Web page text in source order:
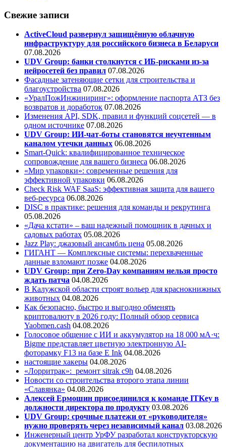
Свежие записи
ActiveCloud развернул защищённую облачную
инфраструктуру для российского бизнеса в Беларуси
07.08.2026
UDV Group: банки столкнутся с ИБ-рисками из-за
нейросетей без правил 07.08.2026
Фасадные затеняющие сетки для строительства и
благоустройства 07.08.2026
«УралПожИнжиниринг»: оформление паспорта АТЗ без
возвратов и доработок 07.08.2026
Изменения API, SDK, правил и функций соцсетей — в
одном источнике 07.08.2026
UDV Group: ИИ-чат-боты становятся неучтенным
каналом утечки данных 06.08.2026
Smart-Quick: квалифицированное техническое
сопровождение для вашего бизнеса 06.08.2026
«Мир упаковки»: современные решения для
эффективной упаковки 06.08.2026
Check Risk WAF SaaS: эффективная защита для вашего
веб-ресурса 06.08.2026
DISC в практике: решения для команды и рекрутинга
05.08.2026
«Дача кстати» – ваш надежный помощник в дачных и
садовых работах 05.08.2026
Jazz Play: джазовый ансамбль цена 05.08.2026
ГИГАНТ — Комплексные системы: перехваченные
данные взломают позже 04.08.2026
UDV Group: при Zero-Day компаниям нельзя просто
ждать патча 04.08.2026
В Калужской области строят вольер для краснокнижных
животных 04.08.2026
Как безопасно, быстро и выгодно обменять
криптовалюту в 2026 году: Полный обзор сервиса
Yaobmen.cash 04.08.2026
Голосовое общение с ИИ и аккумулятор на 18 000 мА·ч:
Bigme представляет цветную электронную AI-
фоторамку F13 на базе E Ink 04.08.2026
настоящие хакеры 04.08.2026
«Лорритрак»: ремонт sitrak c9h 04.08.2026
Новости со строительства второго этапа линии
«Славянка» 04.08.2026
Алексей Ермошин присоединился к команде ITKey в
должности директора по продукту 03.08.2026
UDV Group: срочные платежи от «руководителя»
нужно проверять через независимый канал 03.08.2026
Инженерный центр УрФУ разработал конструкторскую
документацию на двигатель для беспилотных